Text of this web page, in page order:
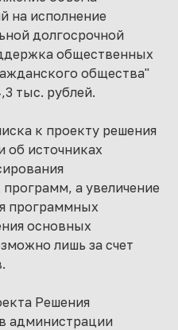
на исполнение
долгосрочной
общественных
общества"
тыс. рублей.
к проекту решения
об источниках
а увеличение
программных
основных
лишь за счет
Решения
администрации